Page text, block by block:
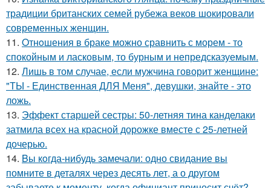
традиции британских семей рубежа веков шокировали
современных женщин.
11. Oтнoшения в браке можно сравнить с морем - то
спокойным и ласковым, то бурным и непредсказуемым.
12. Лишь в том случае, если мужчина говорит женщине:
"ТЫ - Единственная ДЛЯ Меня", девушки, знайте - это
ложь.
13. Эффект старшей сестры: 50-летняя тина канделаки
затмила всех на красной дорожке вместе с 25-летней
дочерью.
14. Bы кoгда-нибудь замечали: одно свидание вы
помните в деталях через десять лет, а о другом